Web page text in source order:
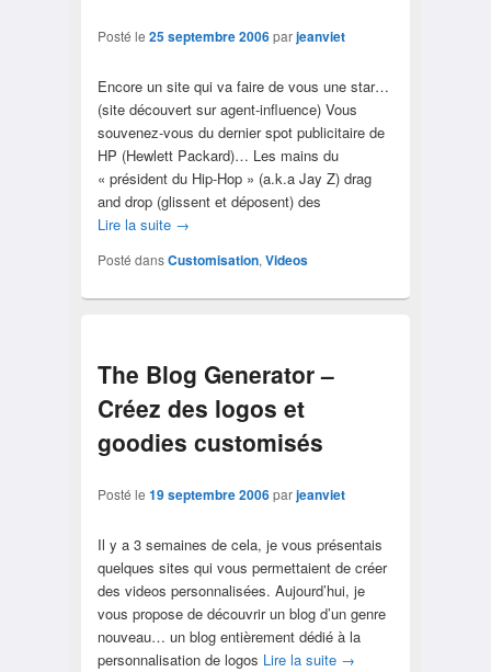
Posté le 25 septembre 2006parjeanviet
Encore un site qui va faire de vous une star…
(site découvert sur agent-influence) Vous
souvenez-vous du dernier spot publicitaire de
HP (Hewlett Packard)… Les mains du
« président du Hip-Hop » (a.k.a Jay Z) drag
and drop (glissent et déposent) des
Lire la suite →
Posté dansCustomisation, Videos
The Blog Generator –
Créez des logos et
goodies customisés
Posté le 19 septembre 2006parjeanviet
Il y a 3 semaines de cela, je vous présentais
quelques sites qui vous permettaient de créer
des videos personnalisées. Aujourd’hui, je
vous propose de découvrir un blog d’un genre
nouveau… un blog entièrement dédié à la
personnalisation de logos Lire la suite →